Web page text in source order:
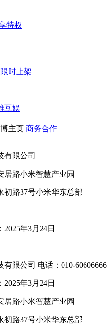
特权
时上架
互娱
主页 商务合作
有限公司
居路小米智慧产业园
初路37号小米华东总部
2025年3月24日
限公司 电话：010-60606666
2025年3月24日
居路小米智慧产业园
初路37号小米华东总部